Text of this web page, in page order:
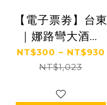
【電子票劵】台東
｜娜路彎大酒店
泡湯/餐券 Ⓜ
NT$300 ~ NT$930
NT$1,023